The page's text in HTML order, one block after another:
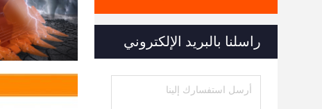
راسلنا بالبريد الإلكتروني